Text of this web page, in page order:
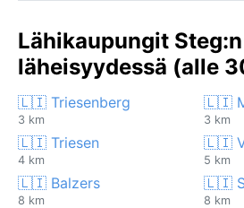
Lähikaupungit Steg:n
läheisyydessä (alle
🇱🇮 Triesenberg
3 km
🇱🇮
3 km
🇱🇮 Triesen
4 km
🇱🇮
5 km
🇱🇮 Balzers
8 km
🇱🇮
8 km